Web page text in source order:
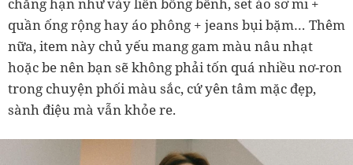
quần ống rộng hay áo phông + jeans bụi bặm… Thêm
nữa, item này chủ yếu mang gam màu nâu nhạt
hoặc be nên bạn sẽ không phải tốn quá nhiều nơ-ron
trong chuyện phối màu sắc, cứ yên tâm mặc đẹp,
sành điệu mà vẫn khỏe re.